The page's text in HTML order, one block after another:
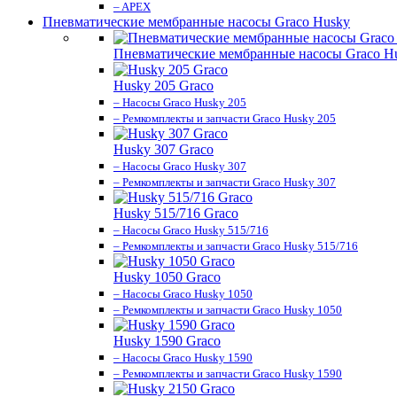
– APEX
Пневматические мембранные насосы Graco Husky
Пневматические мембранные насосы Graco
Husky 205 Graco
– Насосы Graco Husky 205
– Ремкомплекты и запчасти Graco Husky 205
Husky 307 Graco
– Насосы Graco Husky 307
– Ремкомплекты и запчасти Graco Husky 307
Husky 515/716 Graco
– Насосы Graco Husky 515/716
– Ремкомплекты и запчасти Graco Husky 515/716
Husky 1050 Graco
– Насосы Graco Husky 1050
– Ремкомплекты и запчасти Graco Husky 1050
Husky 1590 Graco
– Насосы Graco Husky 1590
– Ремкомплекты и запчасти Graco Husky 1590